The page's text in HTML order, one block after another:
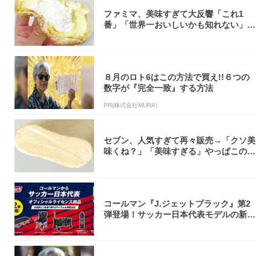
ファミマ、美味すぎて大反響「これ1
番」「世界一おいしいかも知れない」
８月のロト6はこの方法で買え!!６つの
数字が『完全一致』する方法
PR(株式会社MURA)
セブン、人気すぎて再々販売→「クソ美
味くね？」「美味すぎる」やっぱこのク
コールマン『J.ジェットブラック』第2
弾登場！サッカー日本代表モデルの新作